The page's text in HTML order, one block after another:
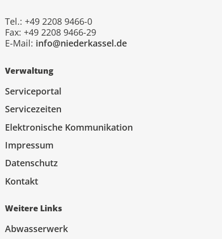
Tel.: +49 2208 9466-0
Fax: +49 2208 9466-29
E-Mail: info@niederkassel.de
Verwaltung
Serviceportal
Servicezeiten
Elektronische Kommunikation
Impressum
Datenschutz
Kontakt
Weitere Links
Abwasserwerk